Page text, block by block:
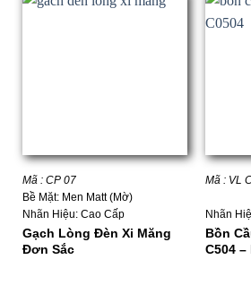
Mã : CP 07
Bề Mặt: Men Matt (Mờ)
Nhãn Hiệu: Cao Cấp
Gạch Lòng Đèn Xi Măng
Đơn Sắc
Mã : VL
Nhãn
Bồn
C504 –